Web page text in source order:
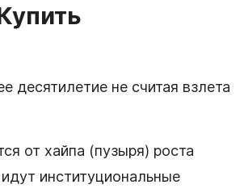
десятилетие не считая взлета
от хайпа (пузыря) роста
институциональные